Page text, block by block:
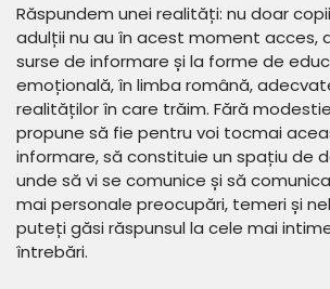
Răspundem unei realități: nu doar
adulții nu au în acest moment acces,
surse de informare și la forme de
emoțională, în limba română,
realităților în care trăim. Fără
propune să fie pentru voi tocmai
informare, să constituie un spațiu de
unde să vi se comunice și să
mai personale preocupări, temeri și
puteți găsi răspunsul la cele mai
întrebări.